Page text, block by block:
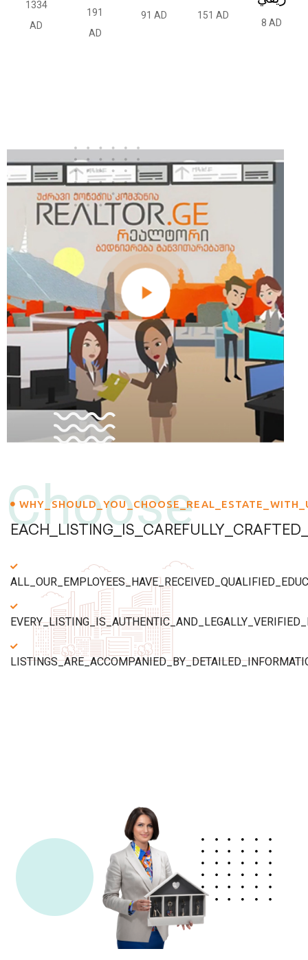
1334
AD
191
AD
91 AD 151 AD
8 AD
Choose